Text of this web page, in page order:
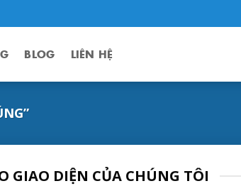
BLOG LIÊN HỆ
GIAO DIỆN CỦA CHÚNG TÔI